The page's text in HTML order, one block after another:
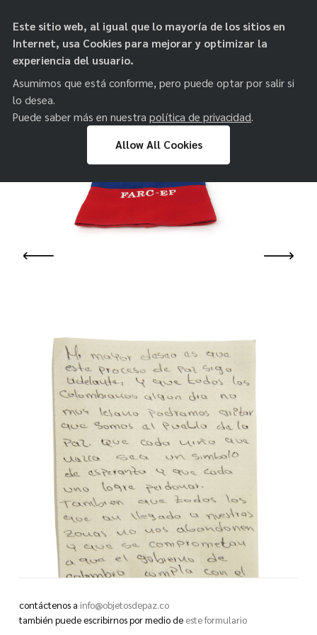
paz
contáctenos a info@objetosdepaz.co
también puede escribirnos por medio de este formulario
Este sitio web, al igual que lo mayoría de los sitios en
Internet, usa Cookies para mejorar y optimizar la
experiencia del usuario.
Asumimos que está conforme, pero puede optar por salir si
lo desea.
Puede saber más en nuestra política de privacidad.
Allow All Cookies